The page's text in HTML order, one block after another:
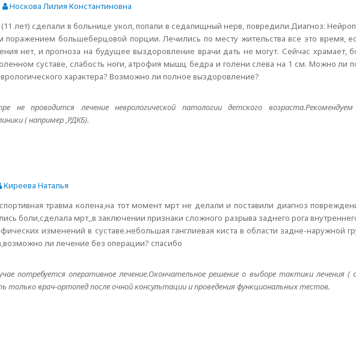
Носкова Лилия Константиновна
лет) сделали в больнице укол, попали в седалищный нерв, повредили.Диагноз:
большеберцовой порции. Лечились по месту жительства все это время,
нет, и прогноза на будущее выздоровление врачи дать не могут. Сейчас храмает,
суставе, слабость ноги, атрофия мышц бедра и голени слева на 1 см. Можно ли
характера? Возможно ли полное выздоровление?
проводится лечение неврологической патологии детского
( например ,РДКБ).
Киреева Наталья
травма колена,на тот момент мрт не делали и поставили диагноз
боли,сделала мрт,,в заключении признаки сложного разрыва заднего рога
изменений в суставе.небольшая ганглиевая киста в области задне-наружной
ли лечение без операции? спасибо
потребуется оперативное лечение.Окончательное решение о выборе тактики лечения (
врач-ортопед после очной консультации и проведения функциональных тестов.